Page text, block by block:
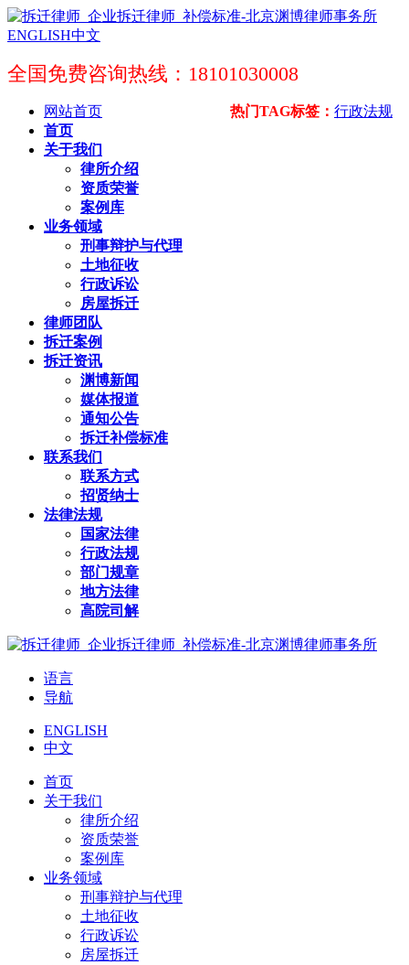
ENGLISH中文
全国免费咨询热线：18101030008
热门TAG标签： 行政法规
网站首页
首页
关于我们
律所介绍
资质荣誉
案例库
业务领域
刑事辩护与代理
土地征收
行政诉讼
房屋拆迁
律师团队
拆迁案例
拆迁资讯
渊博新闻
媒体报道
通知公告
拆迁补偿标准
联系我们
联系方式
招贤纳士
法律法规
国家法律
行政法规
部门规章
地方法律
高院司解
语言
导航
ENGLISH
中文
首页
关于我们
律所介绍
资质荣誉
案例库
业务领域
刑事辩护与代理
土地征收
行政诉讼
房屋拆迁